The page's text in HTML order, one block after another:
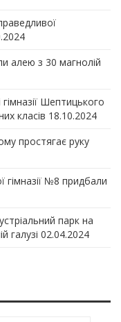
алею з 30 магнолій
Шептицького
класів 18.10.2024
простягає руку
гімназії №8 придбали
парк на
галузі 02.04.2024